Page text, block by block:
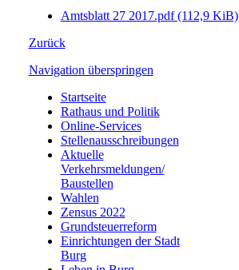
Amtsblatt 27 2017.pdf(112,9 KiB)
Zurück
Navigation überspringen
Startseite
Rathaus und Politik
Online-Services
Stellenausschreibungen
Aktuelle
Verkehrsmeldungen/
Baustellen
Wahlen
Zensus 2022
Grundsteuerreform
Einrichtungen der Stadt
Burg